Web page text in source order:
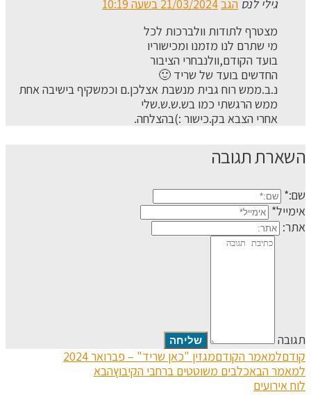
גילי לנס הגב21/03/2024 בשעה 10:19
מצטרף לתודות וולברכות לכל
מי שתרם לנו מזמנו ומכישוריו
בועד הקודם,וולנבחרי הציבור
החדשים בועד של שריד 🙂
נ.ב.ממש רוח גבית מנשבת אצלכן.ם וכמשקיף בישיבה אחת
ממש הרגשתי כמו בש.ש.ש.שלי
אחרי הצבא בק.כישור :)בהצלחה.
השארת תגובה
שם:*
אימייל*
אתר:
תגובה
קודםלמאמר הקודםמגזין "כאן שריד" – פברואר 2024
למאמר הבאכלבים משוטטים ברחבי הקיבוץהבא
לוח אירועים